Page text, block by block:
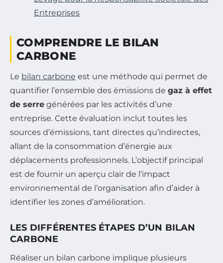
Entreprises
COMPRENDRE LE BILAN
CARBONE
Le bilan carbone est une méthode qui permet de
quantifier l’ensemble des émissions de gaz à effet
de serre générées par les activités d’une
entreprise. Cette évaluation inclut toutes les
sources d’émissions, tant directes qu’indirectes,
allant de la consommation d’énergie aux
déplacements professionnels. L’objectif principal
est de fournir un aperçu clair de l’impact
environnemental de l’organisation afin d’aider à
identifier les zones d’amélioration.
LES DIFFÉRENTES ÉTAPES D’UN BILAN
CARBONE
Réaliser un bilan carbone implique plusieurs